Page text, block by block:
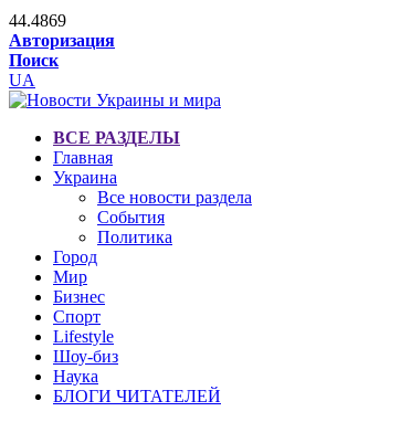
44.4869
Авторизация
Поиск
UA
ВСЕ РАЗДЕЛЫ
Главная
Украина
Все новости раздела
События
Политика
Город
Мир
Бизнес
Спорт
Lifestyle
Шоу-биз
Наука
БЛОГИ ЧИТАТЕЛЕЙ